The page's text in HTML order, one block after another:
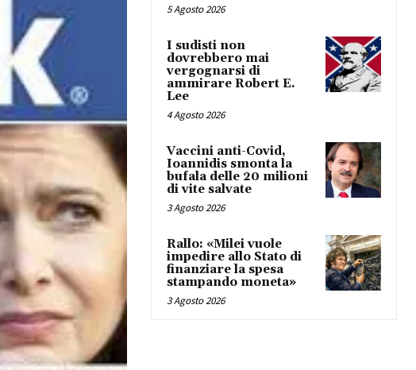
5 Agosto 2026
I sudisti non
dovrebbero mai
vergognarsi di
ammirare Robert E.
Lee
4 Agosto 2026
Vaccini anti-Covid,
Ioannidis smonta la
bufala delle 20 milioni
di vite salvate
3 Agosto 2026
Rallo: «Milei vuole
impedire allo Stato di
finanziare la spesa
stampando moneta»
3 Agosto 2026